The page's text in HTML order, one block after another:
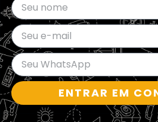
ENTRAR EM